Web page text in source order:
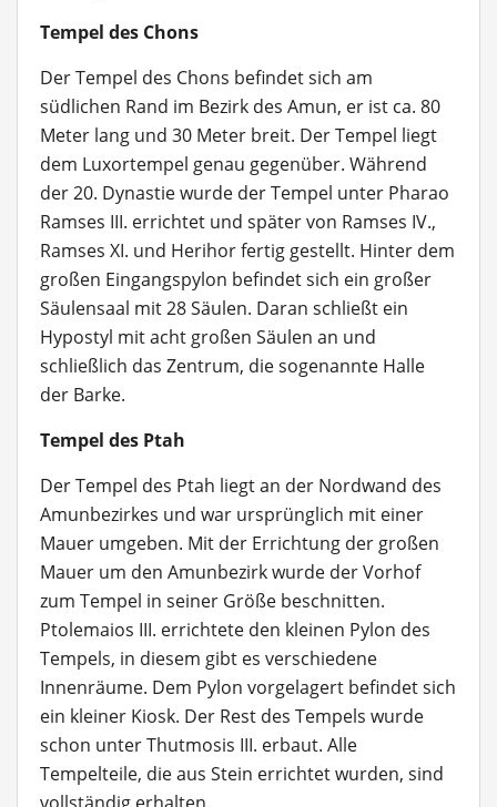
Tempel des Chons
Der Tempel des Chons befindet sich am
südlichen Rand im Bezirk des Amun, er ist ca. 80
Meter lang und 30 Meter breit. Der Tempel liegt
dem Luxortempel genau gegenüber. Während
der 20. Dynastie wurde der Tempel unter Pharao
Ramses III. errichtet und später von Ramses IV.,
Ramses XI. und Herihor fertig gestellt. Hinter dem
großen Eingangspylon befindet sich ein großer
Säulensaal mit 28 Säulen. Daran schließt ein
Hypostyl mit acht großen Säulen an und
schließlich das Zentrum, die sogenannte Halle
der Barke.
Tempel des Ptah
Der Tempel des Ptah liegt an der Nordwand des
Amunbezirkes und war ursprünglich mit einer
Mauer umgeben. Mit der Errichtung der großen
Mauer um den Amunbezirk wurde der Vorhof
zum Tempel in seiner Größe beschnitten.
Ptolemaios III. errichtete den kleinen Pylon des
Tempels, in diesem gibt es verschiedene
Innenräume. Dem Pylon vorgelagert befindet sich
ein kleiner Kiosk. Der Rest des Tempels wurde
schon unter Thutmosis III. erbaut. Alle
Tempelteile, die aus Stein errichtet wurden, sind